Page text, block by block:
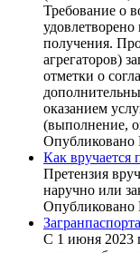
Требование о
удовлетворено
получения.
агрегаторов)
отметки о
оказанием
(выполнение,
Опубликовано
Как вручается
Претензия
наручно или
Опубликовано
С 1 июня 2023